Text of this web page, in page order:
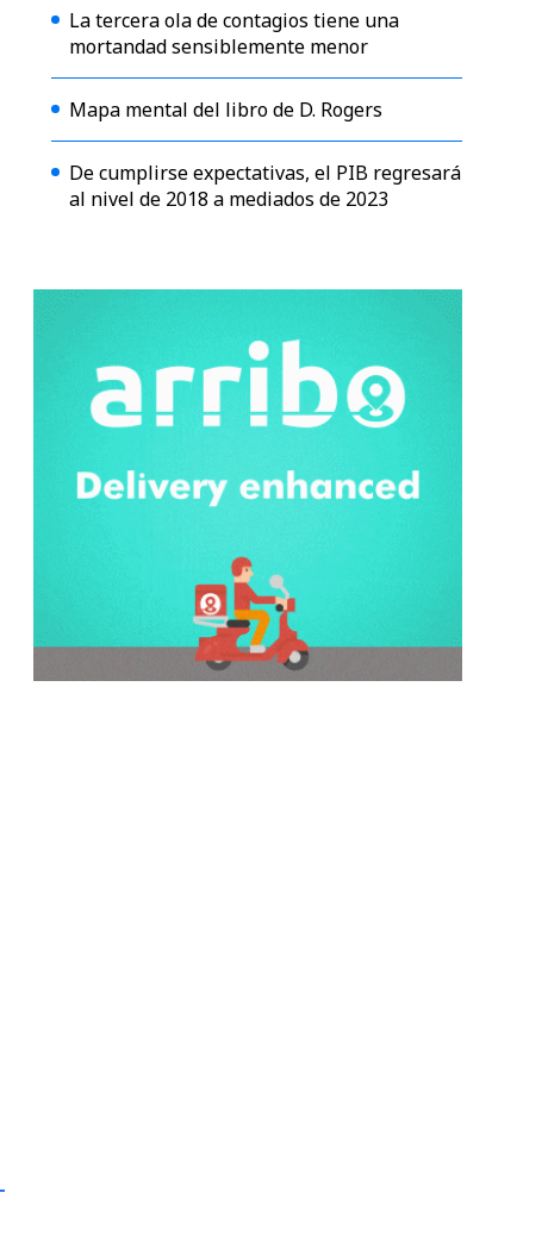
La tercera ola de contagios tiene una
mortandad sensiblemente menor
Mapa mental del libro de D. Rogers
De cumplirse expectativas, el PIB regresará
al nivel de 2018 a mediados de 2023